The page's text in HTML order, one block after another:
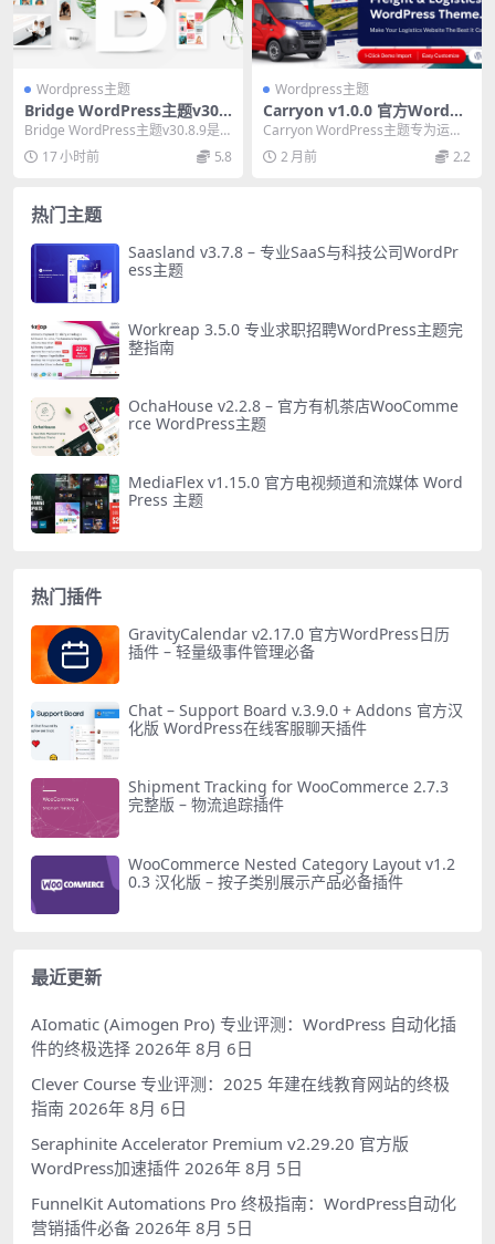
Wordpress主题
Bridge WordPress主题v30.
8.9：终极多功能建站方案
Bridge WordPress主题v30.8.9是
一款终极多功能建站方案，拥有...
17 小时前 5.8
Wordpress主题
Carryon v1.0.0 官方WordPr
ess运输物流主题 专业建站必
备
Carryon WordPress主题专为运输
物流行业打造，提供货运追踪、报
价表...2 月前 2.2
热门主题
Saasland v3.7.8 – 专业SaaS与科技公司WordPr
ess主题
Workreap 3.5.0 专业求职招聘WordPress主题完
整指南
OchaHouse v2.2.8 – 官方有机茶店WooComme
rce WordPress主题
MediaFlex v1.15.0 官方电视频道和流媒体 Word
Press 主题
热门插件
GravityCalendar v2.17.0 官方WordPress日历
插件 – 轻量级事件管理必备
Chat – Support Board v.3.9.0 + Addons 官方汉
化版 WordPress在线客服聊天插件
Shipment Tracking for WooCommerce 2.7.3
完整版 – 物流追踪插件
WooCommerce Nested Category Layout v1.2
0.3 汉化版 – 按子类别展示产品必备插件
最近更新
AIomatic (Aimogen Pro) 专业评测：WordPress 自动化插
件的终极选择 2026年 8月 6日
Clever Course 专业评测：2025 年建在线教育网站的终极
指南 2026年 8月 6日
Seraphinite Accelerator Premium v2.29.20 官方版
WordPress加速插件 2026年 8月 5日
FunnelKit Automations Pro 终极指南：WordPress自动化
营销插件必备 2026年 8月 5日